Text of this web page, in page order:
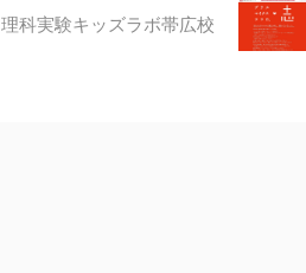
理科実験キッズラボ帯広校